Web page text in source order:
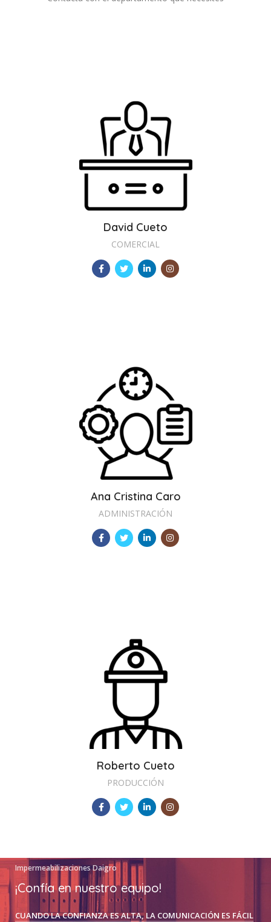
David Cueto
COMERCIAL
Ana Cristina Caro
ADMINISTRACIÓN
Roberto Cueto
PRODUCCIÓN
Impermeabilizaciones Daigro
¡Confía en nuestro equipo!
CUANDO LA CONFIANZA ES ALTA, LA COMUNICACIÓN ES FÁCIL